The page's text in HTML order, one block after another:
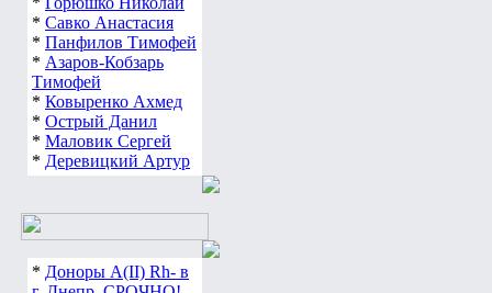
* Савко Анастасия
* Панфилов Тимофей
* Азаров-Кобзарь
Тимофей
* Ковыренко Ахмед
* Острый Данил
* Маловик Сергей
* Деревицкий Артур
* Доноры А(ІІ) Rh- в